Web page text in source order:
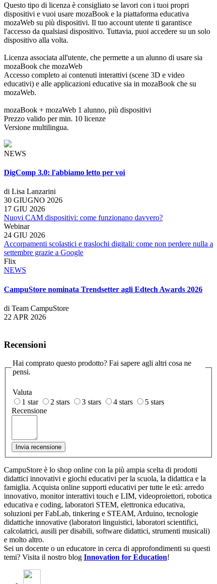
Questo tipo di licenza è consigliato se lavori con i tuoi propri
dispositivi e vuoi usare mozaBook e la piattaforma educativa
mozaWeb su più dispositivi. Il tuo account utente ti garantisce
l'accesso da qualsiasi dispositivo. Tuttavia, puoi accedere su un solo
dispositivo alla volta.
Licenza associata all'utente, che permette a un alunno di usare sia
mozaBook che mozaWeb
Accesso completo ai contenuti interattivi (scene 3D e video
educativi) e alle applicazioni educative sia in mozaBook che su
mozaWeb.
mozaBook + mozaWeb 1 alunno, più dispositivi
Prezzo valido per min. 10 licenze
Versione multilingua.
NEWS
DigComp 3.0: l'abbiamo letto per voi
di Lisa Lanzarini
30 GIUGNO 2026
17 GIU 2026
Nuovi CAM dispositivi: come funzionano davvero?
Webinar
24 GIU 2026
Accorpamenti scolastici e traslochi digitali: come non perdere nulla a
settembre grazie a Google
Flix
NEWS
CampuStore nominata Trendsetter agli Edtech Awards 2026
di Team CampuStore
22 APR 2026
Recensioni
Hai comprato questo prodotto? Fai sapere agli altri cosa ne
pensi.
Valuta
1 star
2 stars 3 stars 4 stars
5 stars
Recensione
Invia recensione
CampuStore è lo shop online con la più ampia scelta di prodotti
didattici innovativi e giochi educativi per la scuola, la didattica e la
famiglia. Acquista online supporti educativi per tutte le età: arredo
innovativo, monitor interattivi touch e LIM, videoproiettori, robotica
educativa e coding, laboratori STEM, elettronica educativa,
soluzioni per FabLab, tinkering e STEAM, Arduino, tecnologie
didattiche innovative (laboratori linguistici, laboratori scientifici,
calcolatrici, ausili per disabili, software didattici, strumenti musicali)
e molto altro.
Sei un docente o un educatore in cerca di approfondimenti su questi
temi? Visita il nostro blog Innovation for Education!